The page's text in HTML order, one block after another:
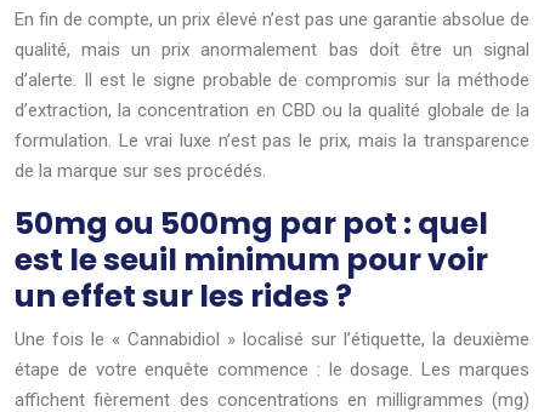
En fin de compte, un prix élevé n’est pas une garantie absolue de
qualité, mais un prix anormalement bas doit être un signal
d’alerte. Il est le signe probable de compromis sur la méthode
d’extraction, la concentration en CBD ou la qualité globale de la
formulation. Le vrai luxe n’est pas le prix, mais la transparence
de la marque sur ses procédés.
50mg ou 500mg par pot : quel
est le seuil minimum pour voir
un effet sur les rides ?
Une fois le « Cannabidiol » localisé sur l’étiquette, la deuxième
étape de votre enquête commence : le dosage. Les marques
affichent fièrement des concentrations en milligrammes (mg)